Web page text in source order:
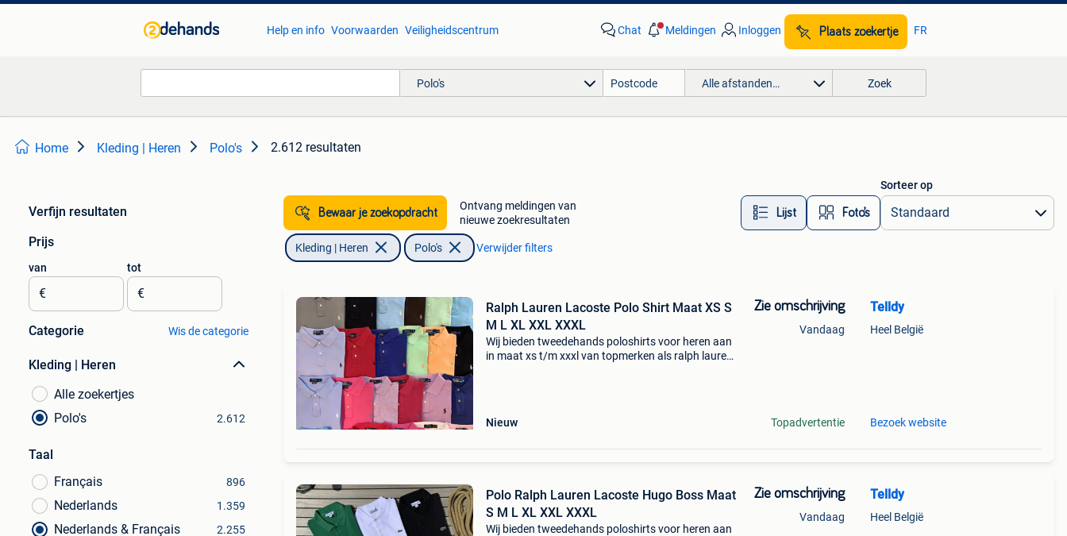
Help en info Voorwaarden Veiligheidscentrum Chat Meldingen Inloggen Plaats zoekertje FR
Polo's Alle afstanden… Zoek
Home Kleding | Heren Polo's 2.612 resultaten
Verfijn resultaten
Prijs
van
€
tot
€
Categorie Wis de categorie
Kleding | Heren
Alle zoekertjes
Polo's
2.612
Taal
Français
896
Nederlands 1.359
Nederlands & Français 2.255
Bewaar je zoekopdracht
Ontvang meldingen van
nieuwe zoekresultaten
Lijst Foto’s
Sorteer op
Kleding | Heren Polo's Verwijder filters
Ralph Lauren Lacoste Polo Shirt Maat XS S
M L XL XXL XXXL
Wij bieden tweedehands poloshirts voor heren aan
in maat xs t/m xxxl van topmerken als ralph lauren,
Nieuw
Zie omschrijving
Vandaag
Topadvertentie
Telldy
Heel België
Bezoek website
Polo Ralph Lauren Lacoste Hugo Boss Maat
S M L XL XXL XXXL
Wij bieden tweedehands poloshirts voor heren aan
Zie omschrijving
Vandaag
Telldy
Heel België